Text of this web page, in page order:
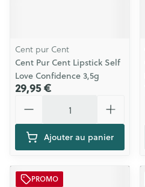
Cent pur Cent
Cent Pur Cent Lipstick Self
Love Confidence 3,5g
29,95 €
Ajouter au panier
PROMO